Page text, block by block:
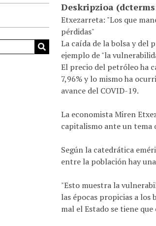
Deskripzioa
Etxezarreta: "Los que
pérdidas"
La caída de la bolsa y
ejemplo de "la
El precio del petróleo ha
7,96% y lo mismo ha
avance del COVID-19.
La economista Miren
capitalismo ante un tema
Según la catedrática
entre la población hay
"Esto muestra la
las épocas propicias a los
mal el Estado se tiene